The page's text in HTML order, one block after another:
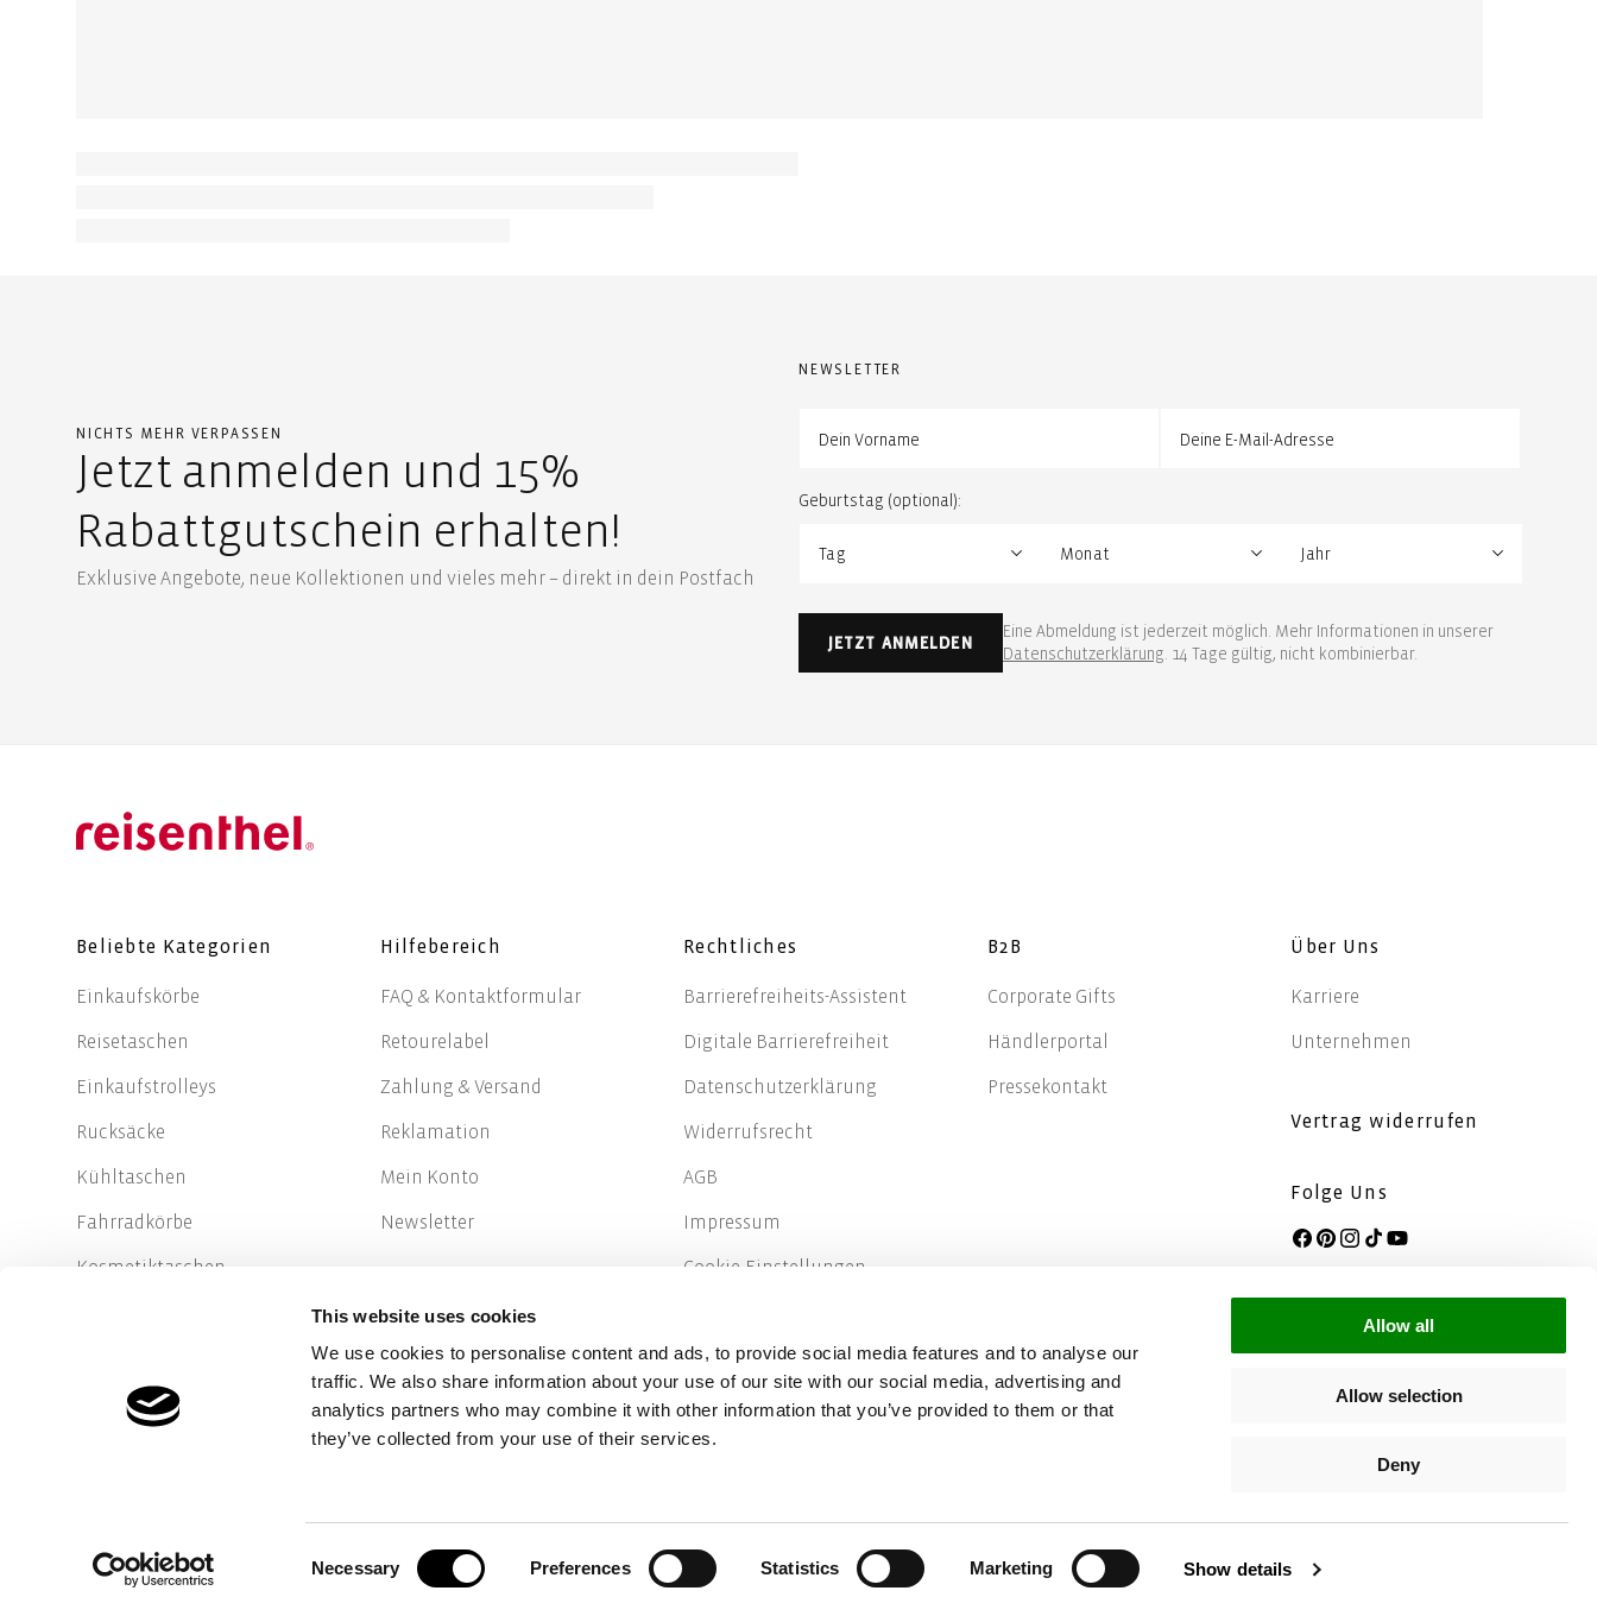
This website uses cookies
We use cookies to personalise content and ads, to provide social media features and to analyse our
traffic. We also share information about your use of our site with our social media, advertising and
analytics partners who may combine it with other information that you’ve provided to them or that
they’ve collected from your use of their services.
Necessary Preferences Statistics Marketing Show details
Allow all
Allow selection
Deny
NICHTS MEHR VERPASSEN
Jetzt anmelden und 15%
Rabattgutschein erhalten!
Exklusive Angebote, neue Kollektionen und vieles mehr – direkt in dein Postfach
NEWSLETTER
Geburtstag (optional):
JETZT ANMELDEN
Eine Abmeldung ist jederzeit möglich. Mehr Informationen in unserer
Datenschutzerklärung. 14 Tage gültig, nicht kombinierbar.
Beliebte Kategorien
Einkaufskörbe
Reisetaschen
Einkaufstrolleys
Rucksäcke
Kühltaschen
Fahrradkörbe
Kosmetiktaschen
Hilfebereich
FAQ & Kontaktformular
Retourelabel
Zahlung & Versand
Reklamation
Mein Konto
Newsletter
Rechtliches
Barrierefreiheits-Assistent
Digitale Barrierefreiheit
Datenschutzerklärung
Widerrufsrecht
AGB
Impressum
Cookie-Einstellungen
EPR France
B2B
Corporate Gifts
Händlerportal
Pressekontakt
Über Uns
Karriere
Unternehmen
Vertrag widerrufen
Folge Uns
Facebook
Pinterest
Instagram
TikTokYouTube
Zahlungsmethoden